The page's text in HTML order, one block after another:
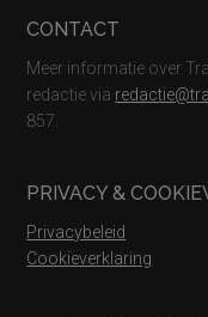
CONTACT
Meer informatie over
redactie via
857.
PRIVACY &
Privacybeleid
Cookieverklaring